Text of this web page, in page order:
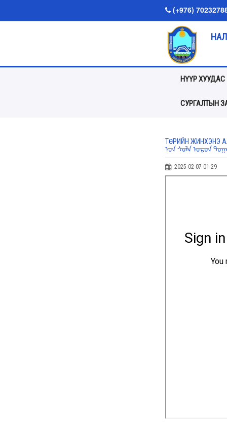
(+976)
НҮҮР ХУУДАС
СУРГАЛТЫН
ТӨРИЙН ЖИНХЭНЭ
ᠤ᠋ᠨ ᠰᠤᠯᠠ ᠣᠷᠤᠨ ᠲᠣᠭᠠᠨ
2025-02-07 01:29